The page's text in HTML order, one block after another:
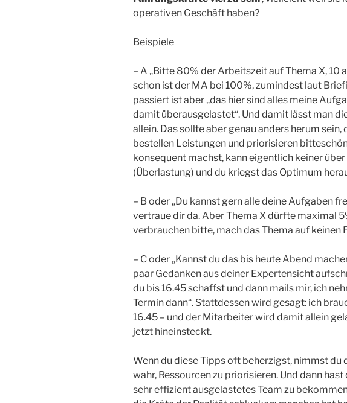
operativen Geschäft haben?
Beispiele
– A „Bitte 80% der Arbeitszeit auf Thema X, 10
schon ist der MA bei 100%, zumindest laut
passiert ist aber „das hier sind alles meine
damit überausgelastet“. Und damit lässt man
allein. Das sollte aber genau anders herum
bestellen Leistungen und priorisieren
konsequent machst, kann eigentlich keiner
(Überlastung) und du kriegst das Optimum
– B oder „Du kannst gern alle deine Aufgaben
vertraue dir da. Aber Thema X dürfte maximal
verbrauchen bitte, mach das Thema auf keinen
– C oder „Kannst du das bis heute Abend
paar Gedanken aus deiner Expertensicht
du bis 16.45 schaffst und dann mails mir, ich
Termin dann“. Stattdessen wird gesagt: ich
16.45 – und der Mitarbeiter wird damit allein
jetzt hineinsteckt.
Wenn du diese Tipps oft beherzigst, nimmst du
wahr, Ressourcen zu priorisieren. Und dann hast
sehr effizient ausgelastetes Team zu